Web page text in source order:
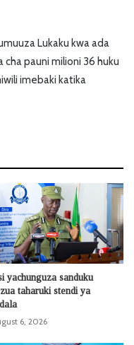
Lukaku kwa ada
pauni milioni 36 huku
imebaki katika
yachunguza sanduku
taharuki stendi ya
6, 2026